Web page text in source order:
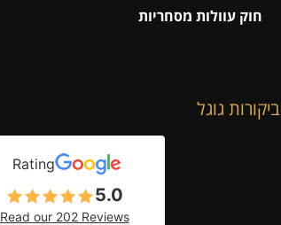
חוק עוולות מסחריות
ביקורות גוגל
Rating
5.0
Read our 202 Reviews